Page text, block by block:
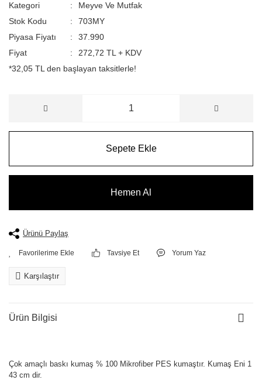
Kategori
Meyve Ve Mutfak
Stok Kodu
703MY
Piyasa Fiyatı
37.990
Fiyat
272,72 TL + KDV
*32,05 TL den başlayan taksitlerle!
Sepete Ekle
Hemen Al
Ürünü Paylaş
Tavsiye Et Yorum Yaz
Karşılaştır
Ürün Bilgisi
Çok amaçlı baskı kumaş % 100 Mikrofiber PES kumaştır. Kumaş Eni 1
43 cm dir.